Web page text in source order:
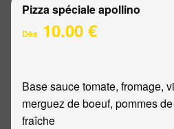
Pizza spéciale apollino
Dès 10.00 €
Base sauce tomate, fromage,
merguez de boeuf, pommes
fraîche